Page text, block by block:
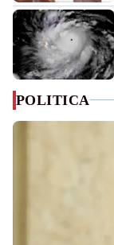
POLITICA